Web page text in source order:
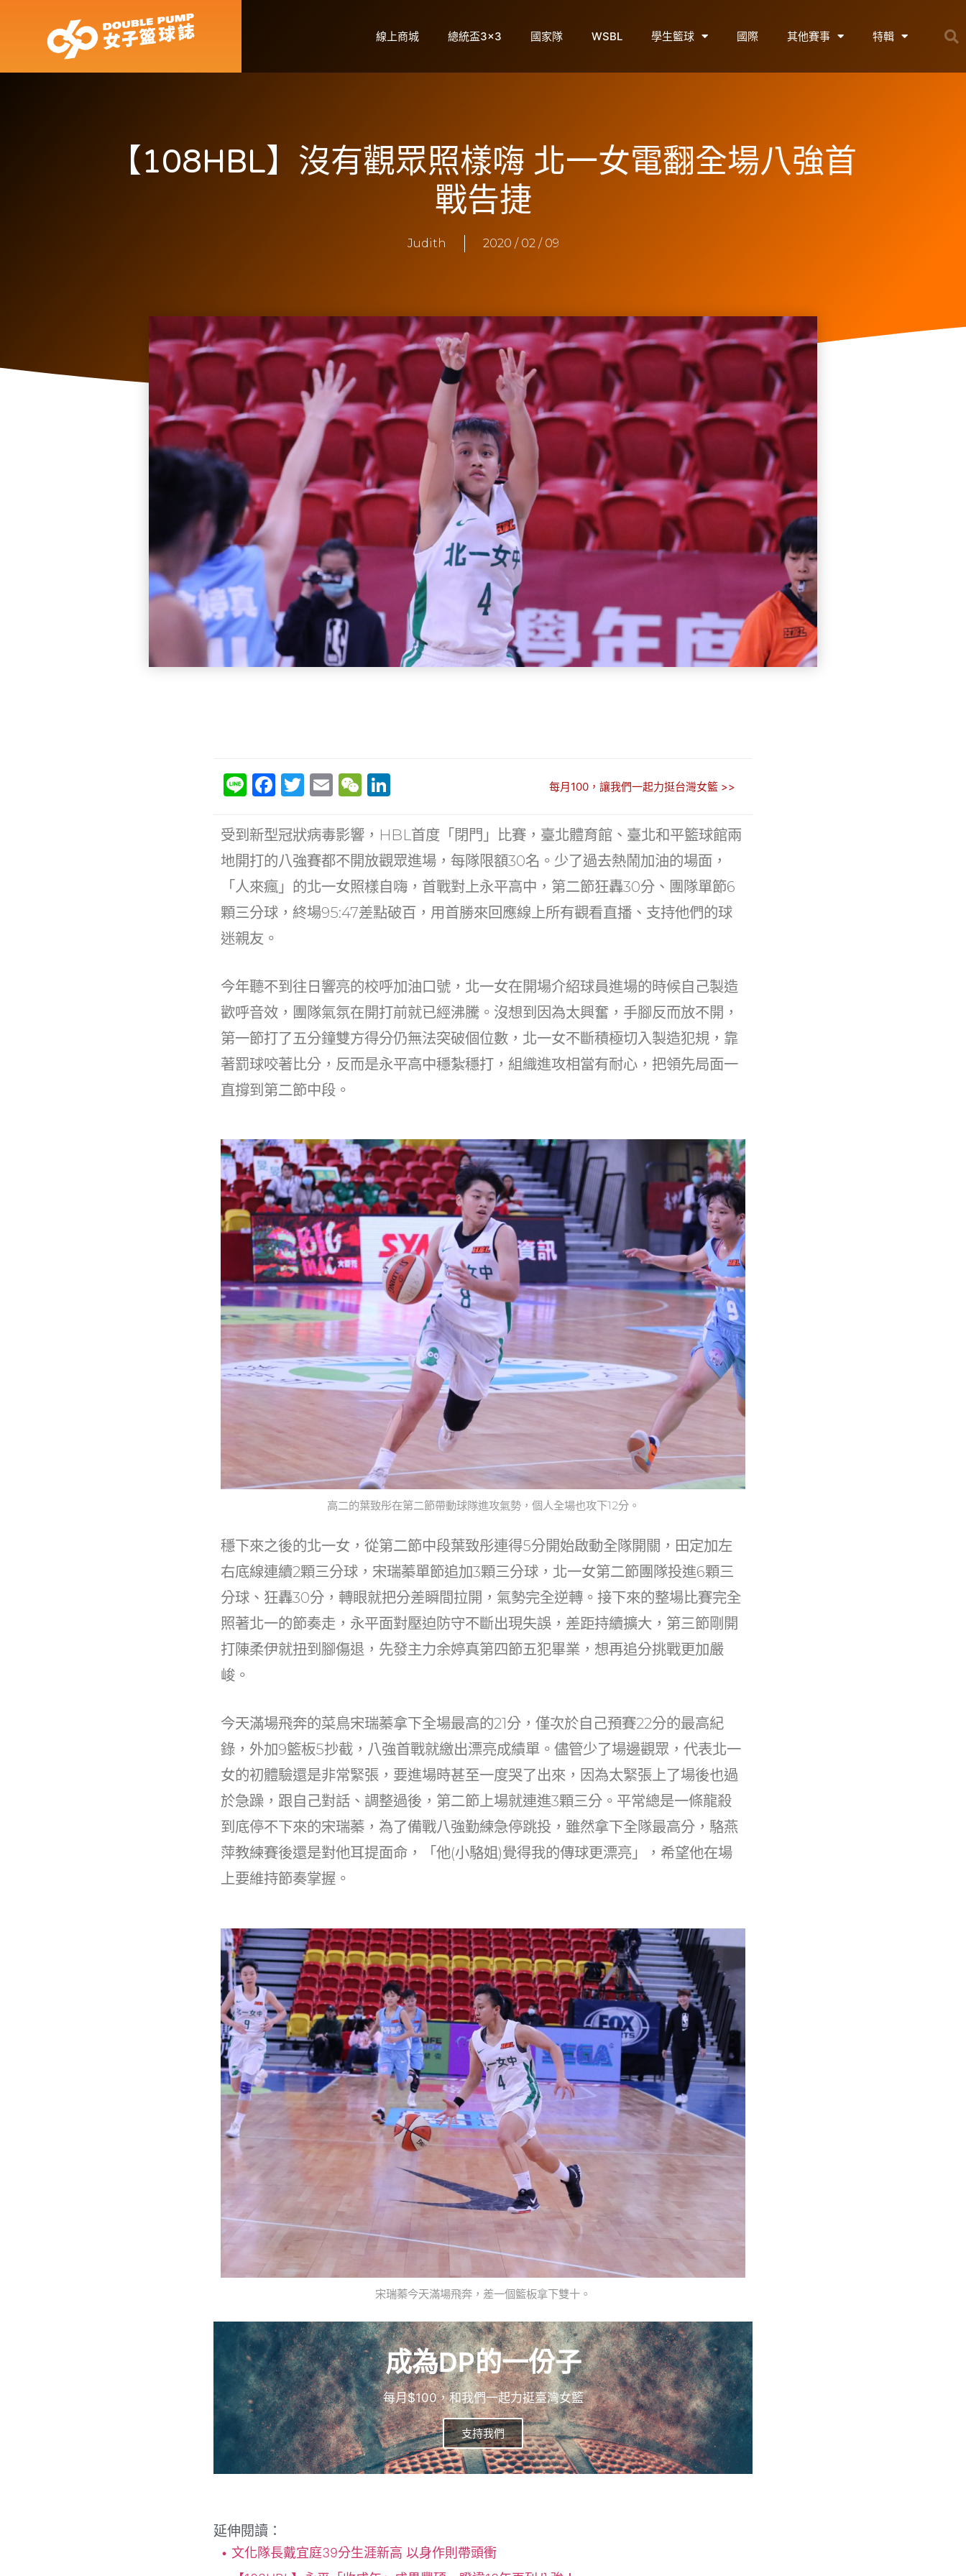
線上商城 總統盃3×3 國家隊 WSBL 學生籃球 國際 其他賽事 特輯
【108HBL】沒有觀眾照樣嗨 北一女電翻全場八強首
戰告捷
Judith 2020 / 02 / 09
Li
e
F
c
e
b
o
o
T
itt
er
E
ai
l
W
C
h
at
k
e
dI
n
每月100，讓我們一起力挺台灣女籃 >>
受到新型冠狀病毒影響，HBL首度「閉門」比賽，臺北體育館、臺北和平籃球館兩
地開打的八強賽都不開放觀眾進場，每隊限額30名。少了過去熱鬧加油的場面，
「人來瘋」的北一女照樣自嗨，首戰對上永平高中，第二節狂轟30分、團隊單節6
顆三分球，終場95:47差點破百，用首勝來回應線上所有觀看直播、支持他們的球
迷親友。
今年聽不到往日響亮的校呼加油口號，北一女在開場介紹球員進場的時候自己製造
歡呼音效，團隊氣氛在開打前就已經沸騰。沒想到因為太興奮，手腳反而放不開，
第一節打了五分鐘雙方得分仍無法突破個位數，北一女不斷積極切入製造犯規，靠
著罰球咬著比分，反而是永平高中穩紮穩打，組織進攻相當有耐心，把領先局面一
直撐到第二節中段。
高二的葉致彤在第二節帶動球隊進攻氣勢，個人全場也攻下12分。
穩下來之後的北一女，從第二節中段葉致彤連得5分開始啟動全隊開關，田定加左
右底線連續2顆三分球，宋瑞蓁單節追加3顆三分球，北一女第二節團隊投進6顆三
分球、狂轟30分，轉眼就把分差瞬間拉開，氣勢完全逆轉。接下來的整場比賽完全
照著北一的節奏走，永平面對壓迫防守不斷出現失誤，差距持續擴大，第三節剛開
打陳柔伊就扭到腳傷退，先發主力余婷真第四節五犯畢業，想再追分挑戰更加嚴
峻。
今天滿場飛奔的菜鳥宋瑞蓁拿下全場最高的21分，僅次於自己預賽22分的最高紀
錄，外加9籃板5抄截，八強首戰就繳出漂亮成績單。儘管少了場邊觀眾，代表北一
女的初體驗還是非常緊張，要進場時甚至一度哭了出來，因為太緊張上了場後也過
於急躁，跟自己對話、調整過後，第二節上場就連進3顆三分。平常總是一條龍殺
到底停不下來的宋瑞蓁，為了備戰八強勤練急停跳投，雖然拿下全隊最高分，駱燕
萍教練賽後還是對他耳提面命，「他(小駱姐)覺得我的傳球更漂亮」，希望他在場
上要維持節奏掌握。
宋瑞蓁今天滿場飛奔，差一個籃板拿下雙十。
成為DP的一份子
每月$100，和我們一起力挺臺灣女籃
支持我們
延伸閱讀：
文化隊長戴宜庭39分生涯新高 以身作則帶頭衝